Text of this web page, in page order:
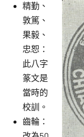
精勤、
敦篤、
果毅、
忠恕：
此八字
篆文是
當時的
校訓。
齒輪：